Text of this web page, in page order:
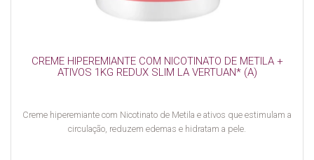
CREME HIPEREMIANTE COM NICOTINATO DE METILA +
ATIVOS 1KG REDUX SLIM LA VERTUAN* (A)
Creme hiperemiante com Nicotinato de Metila e ativos que estimulam a
circulação, reduzem edemas e hidratam a pele.